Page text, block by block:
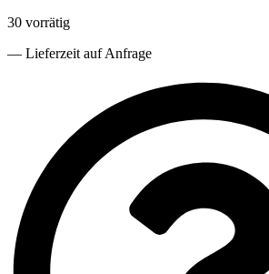
30 vorrätig
— Lieferzeit auf Anfrage